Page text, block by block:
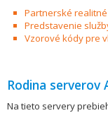
Partnerské
Predstavenie
Vzorové kódy pre
Rodina serverov
Na tieto servery